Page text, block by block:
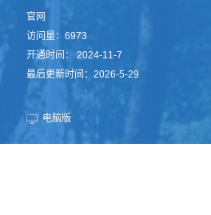
官网
访问量：6973
开通时间：2024-11-7
最后更新时间：2026-5-29
电脑版